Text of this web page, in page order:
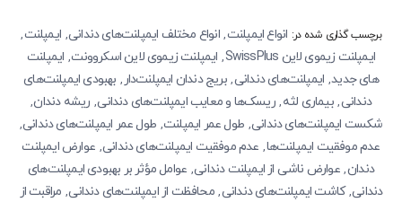
برچسب گذاری شده در: انواع ایمپلنت‌,انواع مختلف ایمپلنت‌های دندانی, ایمپلنت,
ایمپلنت زیموی لاین SwissPlus , ایمپلنت زیموی لاین اسکروونت, ایمپلنت‌
های جدید, ایمپلنت‌های دندانی,بریج دندان ایمپلنت‌دار , بهبودی ایمپلنت‌های
دندانی,بیماری لثه,ریسک‌ها و معایب ایمپلنت‌های دندانی, ریشه دندان,
شکست ایمپلنت‌های دندانی, طول عمر ایمپلنت‌, طول عمر ایمپلنت‌های دندانی,
عدم موفقیت ایمپلنت‌ها, عدم موفقیت ایمپلنت‌های دندانی, عوارض ایمپلنت‌
دندان,عوارض ناشی از ایمپلنت‌ دندانی, عوامل مؤثر بر بهبودی ایمپلنت‌های
دندانی,کاشت ایمپلنت‌های دندانی,محافظت از ایمپلنت‌های دندانی, مراقبت از